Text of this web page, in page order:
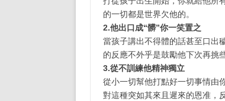
的一切都是世界欠他的。
2.他出口成“髒”你一笑置之
當孩子講出不得體的話甚至口出
的反應不外乎是鼓勵他下次再挑
3.從不訓練他精神獨立
從小一切幫他打點好一切事情由
對這種突如其來且遲來的恩准，